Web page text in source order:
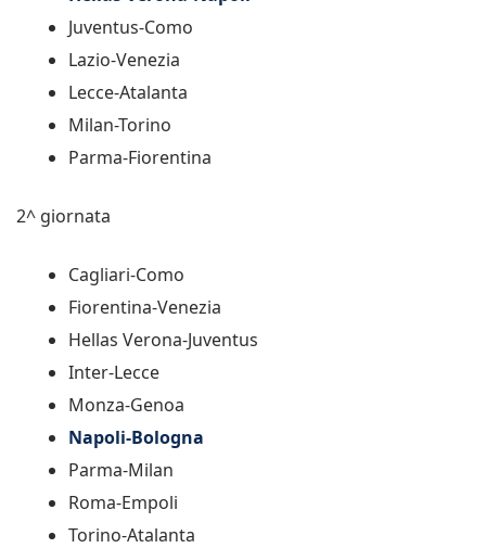
Juventus-Como
Lazio-Venezia
Lecce-Atalanta
Milan-Torino
Parma-Fiorentina
2^ giornata
Cagliari-Como
Fiorentina-Venezia
Hellas Verona-Juventus
Inter-Lecce
Monza-Genoa
Napoli-Bologna
Parma-Milan
Roma-Empoli
Torino-Atalanta